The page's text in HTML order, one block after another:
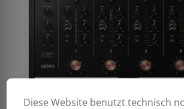
Diese Website benutzt technisch